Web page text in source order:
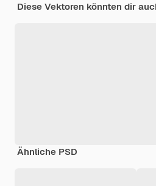
Diese Vektoren könnten dir
Ähnliche PSD